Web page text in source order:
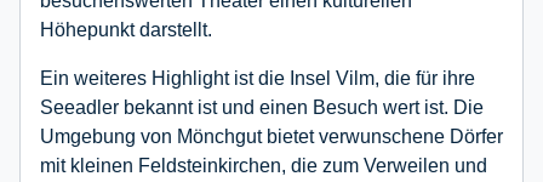
Höhepunkt darstellt.
Ein weiteres Highlight ist die Insel Vilm, die für ihre
Seeadler bekannt ist und einen Besuch wert ist. Die
Umgebung von Mönchgut bietet verwunschene Dörfer
mit kleinen Feldsteinkirchen, die zum Verweilen und